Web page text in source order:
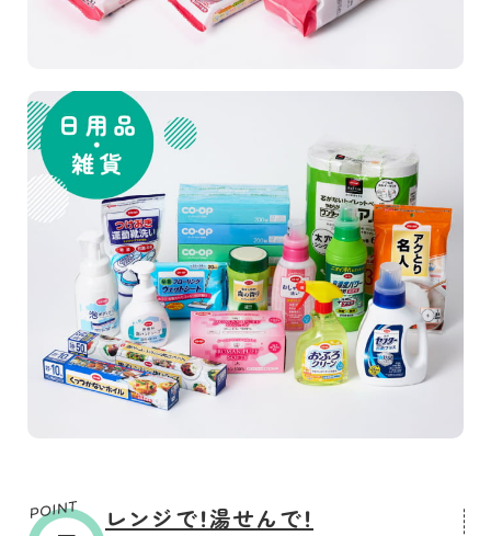
レンジで！湯せんで！